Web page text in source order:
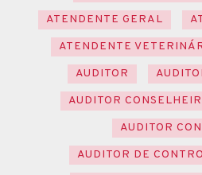
ATENDENTE GERAL
ATENDENTE
AUDITOR
AUDITOR
AUDITOR
AUDITOR DE